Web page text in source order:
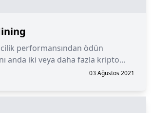
performansından ödün
anda iki veya daha fazla kripto
yapma eylemi.
03 Ağustos 2021